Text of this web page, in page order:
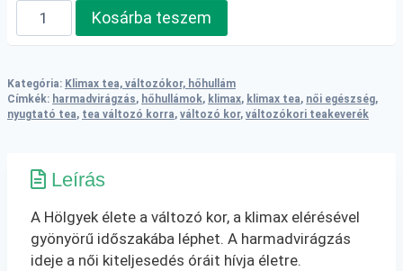
Harmadvirágzás
teakeverék
Kosárba teszem
Kategória: Klimax tea, változókor, hőhullám
Címkék: harmadvirágzás, hőhullámok, klimax, klimax tea, női egészség,
nyugtató tea, tea változó korra, változó kor, változókori teakeverék
Leírás
A Hölgyek élete a változó kor, a klimax elérésével
gyönyörű időszakába léphet. A harmadvirágzás
ideje a női kiteljesedés óráit hívja életre.